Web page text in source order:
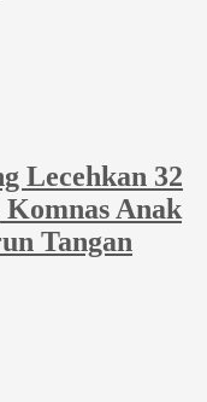
Lecehkan 32
Anak
Tangan